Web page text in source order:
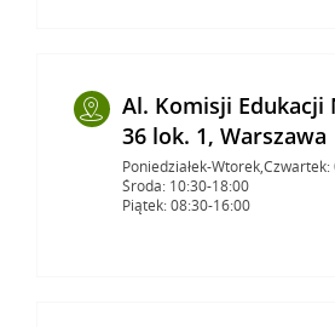
Al. Komisji Edukacji
36 lok. 1, Warszawa
Poniedziałek-
Środa: 10:30-18:00
Piątek: 08:30-16:00